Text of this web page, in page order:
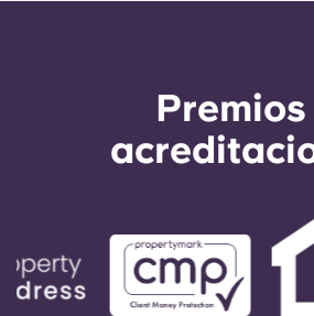
Premios